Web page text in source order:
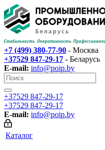
+7 (499) 380-77-90 - Москва
+37529 847-29-17‬ - Беларусь
E-mail: info@poip.by
+37529 847-29-17‬
+37529 847-29-17‬
E-mail: info@poip.by
Каталог